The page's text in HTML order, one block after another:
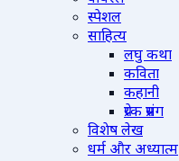
स्पेशल
साहित्य
लघु कथा
कविता
कहानी
प्रेरक प्रसंग
विशेष लेख
धर्म और अध्यात्म